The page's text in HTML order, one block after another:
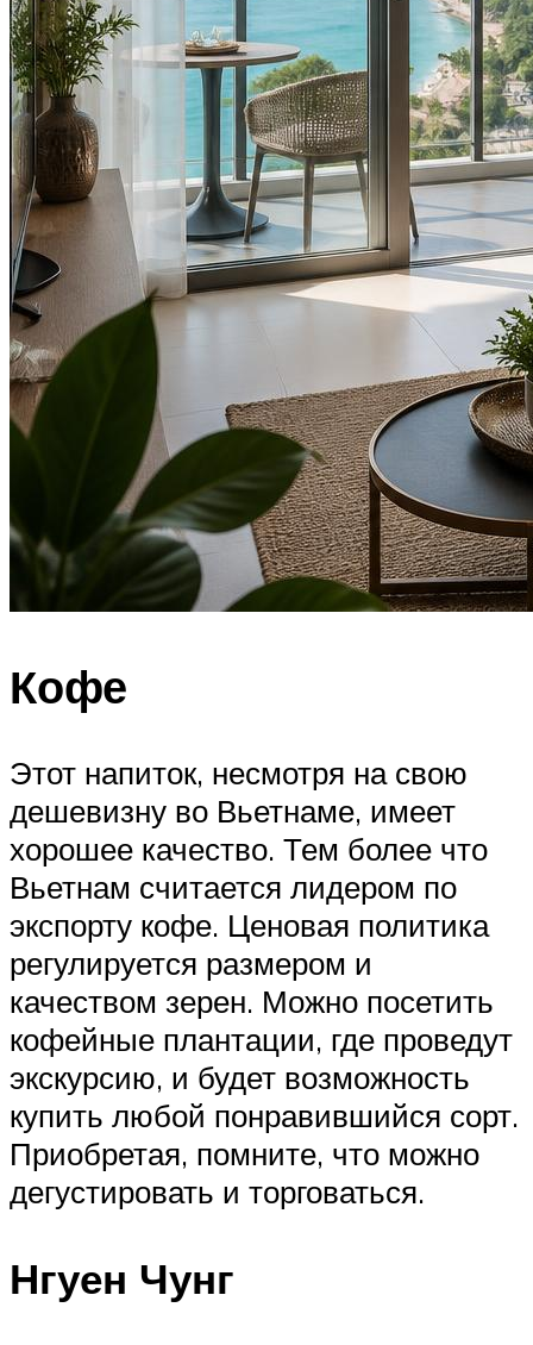
Кофе
Этот напиток, несмотря на свою
дешевизну во Вьетнаме, имеет
хорошее качество. Тем более что
Вьетнам считается лидером по
экспорту кофе. Ценовая политика
регулируется размером и
качеством зерен. Можно посетить
кофейные плантации, где проведут
экскурсию, и будет возможность
купить любой понравившийся сорт.
Приобретая, помните, что можно
дегустировать и торговаться.
Нгуен Чунг